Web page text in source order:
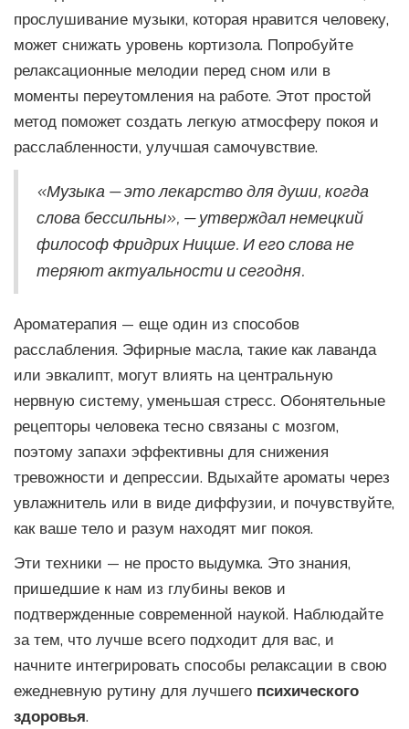
прослушивание музыки, которая нравится человеку,
может снижать уровень кортизола. Попробуйте
релаксационные мелодии перед сном или в
моменты переутомления на работе. Этот простой
метод поможет создать легкую атмосферу покоя и
расслабленности, улучшая самочувствие.
«Музыка — это лекарство для души, когда
слова бессильны», — утверждал немецкий
философ Фридрих Ницше. И его слова не
теряют актуальности и сегодня.
Ароматерапия — еще один из способов
расслабления. Эфирные масла, такие как лаванда
или эвкалипт, могут влиять на центральную
нервную систему, уменьшая стресс. Обонятельные
рецепторы человека тесно связаны с мозгом,
поэтому запахи эффективны для снижения
тревожности и депрессии. Вдыхайте ароматы через
увлажнитель или в виде диффузии, и почувствуйте,
как ваше тело и разум находят миг покоя.
Эти техники — не просто выдумка. Это знания,
пришедшие к нам из глубины веков и
подтвержденные современной наукой. Наблюдайте
за тем, что лучше всего подходит для вас, и
начните интегрировать способы релаксации в свою
ежедневную рутину для лучшего психического
здоровья.